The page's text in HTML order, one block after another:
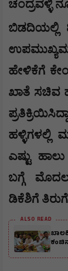
ಚಂದ್ರವಳ್ಳಿ
ಬಿಡದಿಯಲ್ಲಿ
ಹೇಳಿಕೆಗೆ
ಖಾತೆ ಸಚಿವ
ಹಳ್ಳಿಗಳಲ್ಲಿ
ಎಷ್ಟು
ಬಗ್ಗೆ
ಡಿಕೆಶಿಗೆ
ALSO READ